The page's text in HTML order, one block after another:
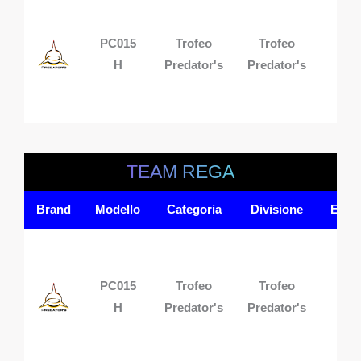
PC015
H
Trofeo
Predator's
Trofeo
Predator's
TEAM REGA
Brand Modello Categoria Divisione
PC015
H
Trofeo
Predator's
Trofeo
Predator's